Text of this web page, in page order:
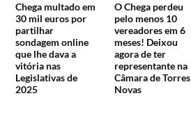
Chega multado em
30 mil euros por
partilhar
sondagem online
que lhe dava a
vitória nas
Legislativas de
2025
O Chega perdeu
pelo menos 10
vereadores em 6
meses! Deixou
agora de ter
representante na
Câmara de Torres
Novas